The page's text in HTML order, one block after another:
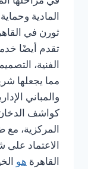
المادية
ثورن في
تقدم أيضًا
الفنية،
مما يجعلها
والمباني
كواشف
المركزية، مع
الاعتماد على
القاهرة هو